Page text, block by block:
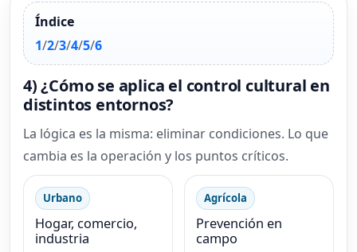
Índice
1/2/3/4/5/6
4) ¿Cómo se aplica el control cultural en
distintos entornos?
La lógica es la misma: eliminar condiciones. Lo que
cambia es la operación y los puntos críticos.
Urbano
Hogar, comercio,
industria
Agrícola
Prevención en
campo